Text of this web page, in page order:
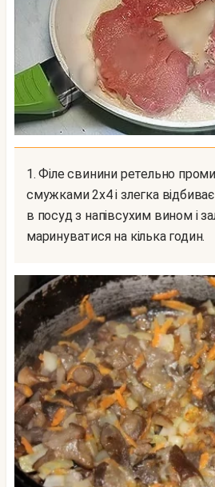
1. Філе свинини ретельно промиваємо, нарізаємо
смужками 2х4 і злегка
в посуд з напівсухим вином і
маринуватися на кілька годин.